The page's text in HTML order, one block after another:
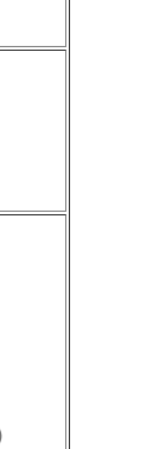
）
）
）